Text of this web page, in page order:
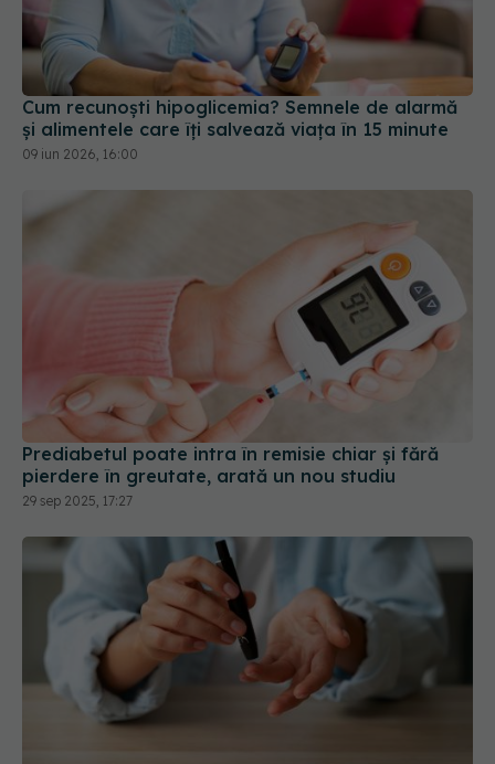
Cum recunoști hipoglicemia? Semnele de alarmă
și alimentele care îți salvează viața în 15 minute
09 iun 2026, 16:00
Prediabetul poate intra în remisie chiar și fără
pierdere în greutate, arată un nou studiu
29 sep 2025, 17:27